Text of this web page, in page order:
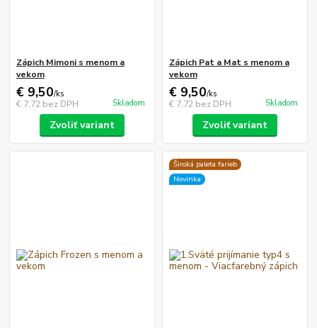
Zápich Mimoni s menom a
vekom
€ 9,50/ks
€ 7,72 bez DPH Skladom
Zvoliť variant
Zápich Pat a Mat s menom a
vekom
€ 9,50/ks
€ 7,72 bez DPH Skladom
Zvoliť variant
Široká paleta farieb
Novinka